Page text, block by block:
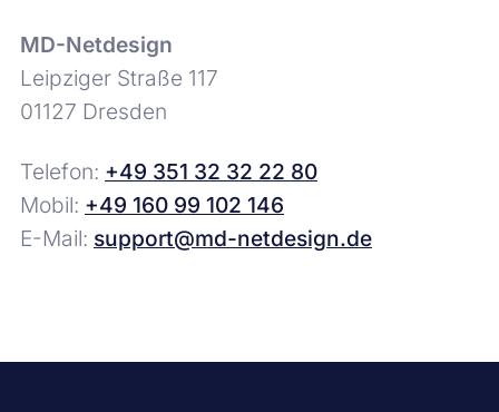
MD-Netdesign
Leipziger Straße 117
01127 Dresden
Telefon: +49 351 32 32 22 80
Mobil: +49 160 99 102 146
E-Mail: support@md-netdesign.de